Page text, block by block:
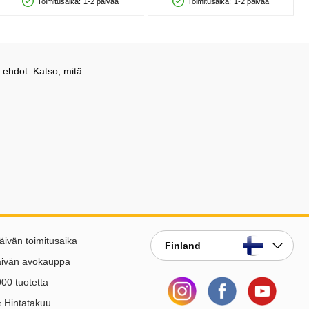
Saatavuus: Varastossa Saatavuus: Varastossa
Katso, mitä
toimitusaika
avokauppa
tuotetta
Hintatakuu
Finland